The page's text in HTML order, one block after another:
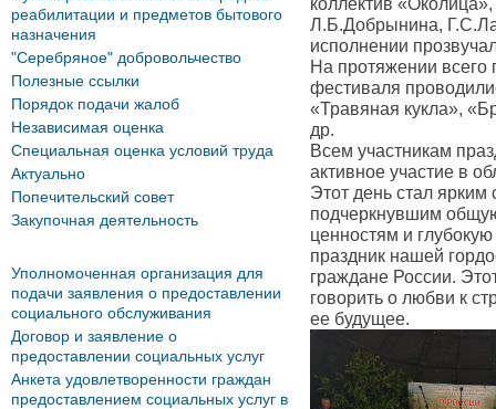
коллектив
Л.Б.Добрынина,
исполнении
На протяжении всего
фестиваля
«Травяная кукла»,
др.
Всем участникам
активное участие в
Этот день стал
подчеркнувшим
ценностям и
праздник нашей
граждане России.
говорить о любви к
ее будущее.
реабилитации и предметов бытового
назначения
"Серебряное" добровольчество
Полезные ссылки
Порядок подачи жалоб
Независимая оценка
Специальная оценка условий труда
Актуально
Попечительский совет
Закупочная деятельность
Уполномоченная организация для
подачи заявления о предоставлении
социального обслуживания
Договор и заявление о
предоставлении социальных услуг
Анкета удовлетворенности граждан
предоставлением социальных услуг в